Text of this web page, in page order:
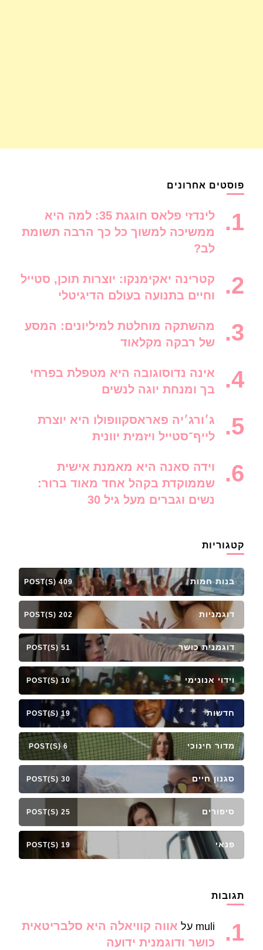
פוסטים אחרונים
לינדזי פלאס חוגגת 35: למה היא
ממשיכה למשוך כל כך הרבה תשומת
לב?
קטרינה יאקימנקו: יוצרות תוכן, סטייל
וחיים בתנועה בעולם הדיגיטלי
מהשתקה מוחלטת למיליונים: המסע
של רבקה מקלאוד
אינה נדוסוגובה היא מטפלת בפרחי
בך ומנחת יוגה לנשים
ג׳ורג׳יה פאראסקוופולו היא יוצרת
לייף־סטייל ויזמית יוונית
וידה סאנה היא מאמנת אישית
שממוקדת בקהל אחד מאוד ברור:
נשים וגברים מעל גיל 30
קטגוריות
בנות חמות 409 POST(S)
דוגמניות 202 POST(S)
דוגמנית כושר 51 POST(S)
וידוי אנונימי 10 POST(S)
חדשות 19 POST(S)
מדור חינוכי 6 POST(S)
סגנון חיים 30 POST(S)
סיפורים 25 POST(S)
פנאי 19 POST(S)
תגובות
muli על אווה קוויאלה היא סלבריטאית
כושר ודוגמנית ידועה